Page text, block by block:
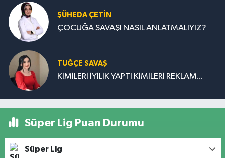
ŞÜHEDA ÇETİN
ÇOCUĞA SAVAŞI NASIL ANLATMALIYIZ?
TUĞÇE SAVAŞ
KİMİLERİ İYİLİK YAPTI KİMİLERİ REKLAM...
Süper Lig Puan Durumu
Süper Lig